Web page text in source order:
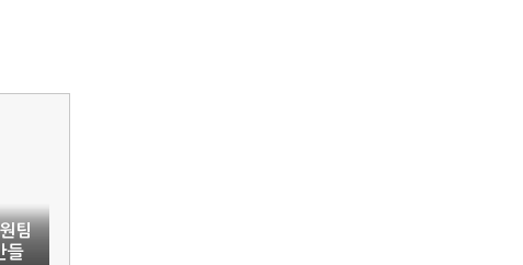
팀
들